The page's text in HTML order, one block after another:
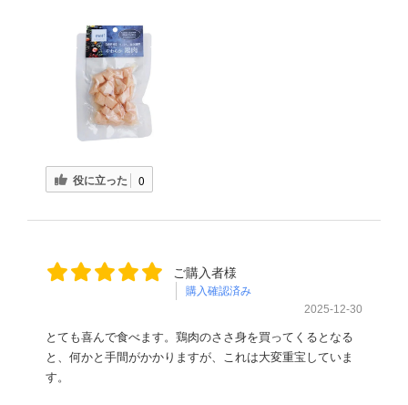
役に立った 0
ご購入者様
購入確認済み
2025-12-30
とても喜んで食べます。鶏肉のささ身を買ってくるとなる
と、何かと手間がかかりますが、これは大変重宝していま
す。